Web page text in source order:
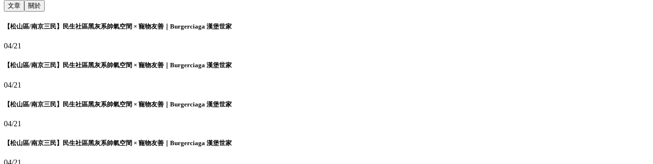
文章 關於
【松山區/南京三民】民生社區黑灰系帥氣空間 × 寵物友善｜Burgerciaga 漢堡世家
04/21
【松山區/南京三民】民生社區黑灰系帥氣空間 × 寵物友善｜Burgerciaga 漢堡世家
04/21
【松山區/南京三民】民生社區黑灰系帥氣空間 × 寵物友善｜Burgerciaga 漢堡世家
04/21
【松山區/南京三民】民生社區黑灰系帥氣空間 × 寵物友善｜Burgerciaga 漢堡世家